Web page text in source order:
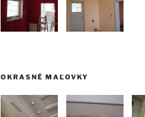
OKRASNÉ MAĽOVKY